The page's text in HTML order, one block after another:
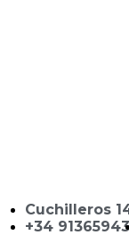
Cuchilleros
+34